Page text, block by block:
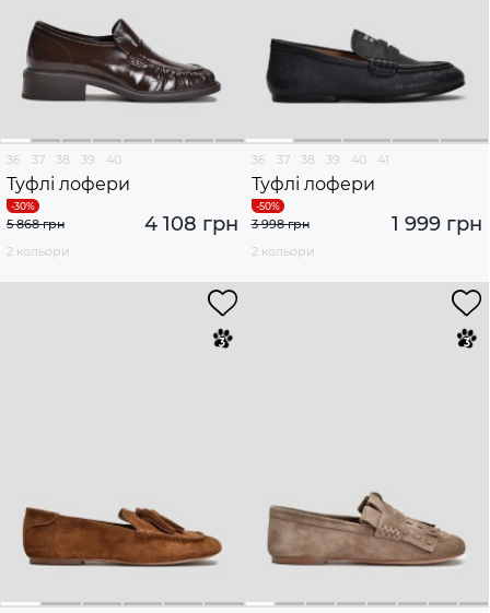
36 37 38 39 40
Туфлі лофери
4 108 грн
5 868 грн
2 кольори
36 37 38 39 40 41
Туфлі лофери
1 999 грн
3 998 грн
2 кольори